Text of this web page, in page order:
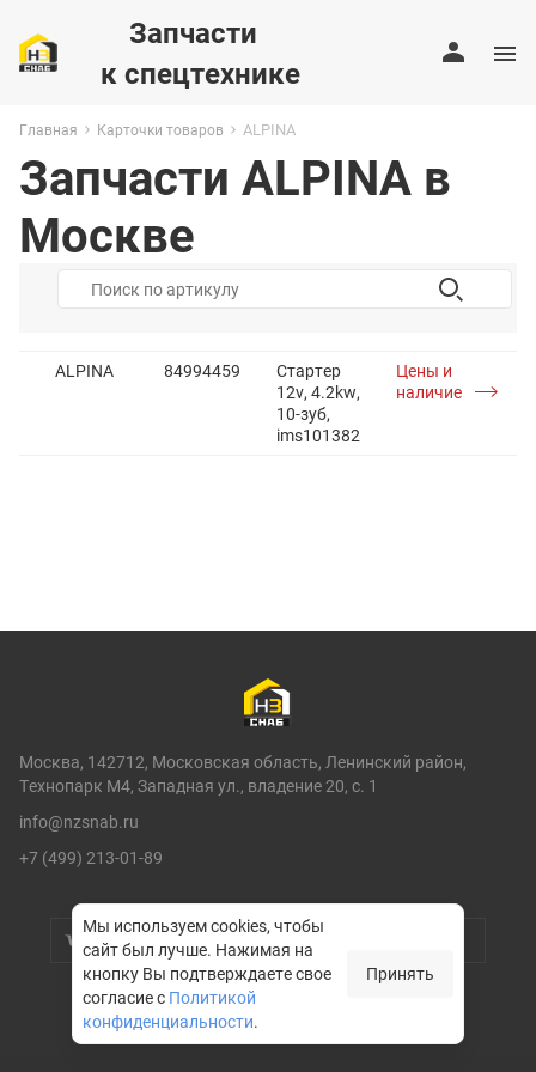
Запчасти
к спецтехнике
Главная Карточки товаров ALPINA
Запчасти ALPINA в
Москве
ALPINA 84994459
Стартер
12v, 4.2kw,
10-зуб,
ims101382
Цены и
наличие
Москва, 142712, Московская область, Ленинский район,
Технопарк М4, Западная ул., владение 20, с. 1
info@nzsnab.ru
+7 (499) 213-01-89
Мы используем cookies, чтобы
сайт был лучше. Нажимая на
кнопку Вы подтверждаете свое
согласие с Политикой
конфиденциальности.
Принять